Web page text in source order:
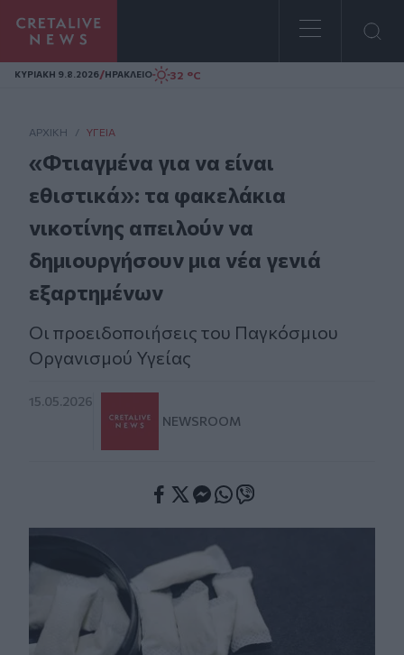
Homepage
ΚΥΡΙΑΚΗ 9.8.2026/ΗΡΑΚΛΕΙΟ 32 °C
ΑΡΧΙΚΗ / ΥΓΕΊΑ
«Φτιαγμένα για να είναι
εθιστικά»: τα φακελάκια
νικοτίνης απειλούν να
δημιουργήσουν μια νέα γενιά
εξαρτημένων
Οι προειδοποιήσεις του Παγκόσμιου
Οργανισμού Υγείας
15.05.2026
NEWSROOM